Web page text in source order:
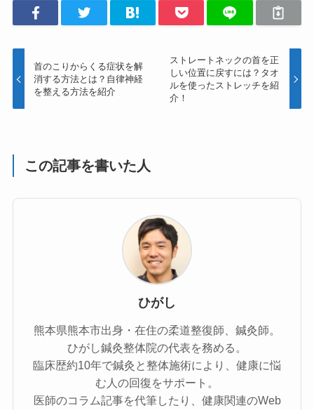
首のこりからくる症状を解
消する方法とは？自律神経
を整える方法を紹介
ストレートネックの首を正
しい位置に戻すには？タオ
ルを使ったストレッチを紹
介！
この記事を書いた人
ひがし
熊本県熊本市出身・在住の柔道整復師、鍼灸師。
ひがし鍼灸整体院の代表を務める。
臨床歴約10年で鍼灸と整体施術により、健康に悩
む人の回復をサポート。
医師のコラム記事を代筆したり、健康関連のWeb